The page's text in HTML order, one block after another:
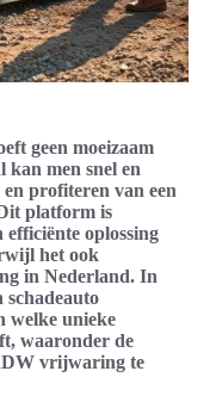
geen moeizaam
kan men snel en
profiteren van een
platform is
efficiënte oplossing
het ook
in Nederland. In
schadeauto
welke unieke
waaronder de
vrijwaring te